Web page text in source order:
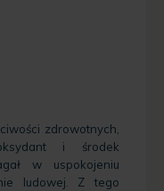
zdrowotnych,
i środek
w uspokojeniu
ludowej. Z tego